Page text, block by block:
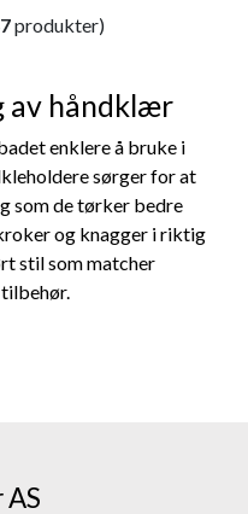
produkter)
av håndklær
enklere å bruke i
sørger for at
som de tørker bedre
og knagger i riktig
stil som matcher
AS